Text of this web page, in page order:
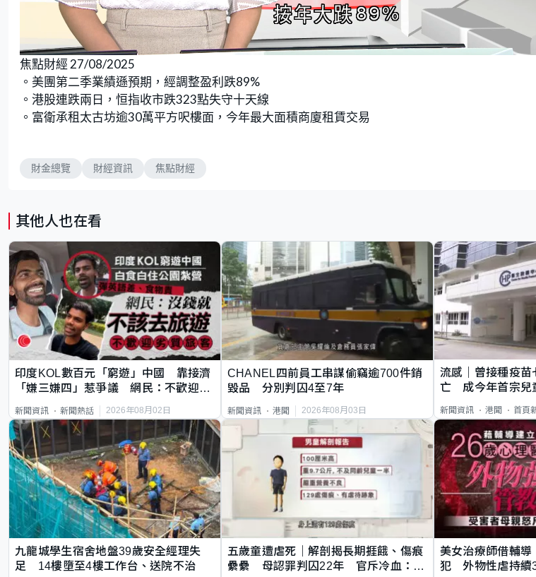
U
n
m
u
t
e
o
a
d
e
d
:
3
6
%
焦點財經 27/08/2025
。美團第二季業績遜預期，經調整盈利跌89%
。港股連跌兩日，恒指收市跌323點失守十天線
。富衛承租太古坊逾30萬平方呎樓面，今年最大面積商廈租賃交易
財金總覽 財經資訊 焦點財經
其他人也在看
印度KOL數百元「窮遊」中國 靠接濟
「嫌三嫌四」惹爭議 網民：不歡迎劣
新聞資訊 新聞熱話 2026年08月02日
CHANEL四前員工串謀偷竊逾700件銷
毀品 分別判囚4至7年
新聞資訊 港聞 2026年08月03日
流感｜曾接種疫苗
亡 成今年首宗兒
新聞資訊 港聞 首頁
九龍城學生宿舍地盤39歲安全經理失
足 14樓墮至4樓工作台、送院不治
五歲童遭虐死｜解剖揭長期捱餓、傷痕
纍纍 母認罪判囚22年 官斥冷血：同
美女治療師借輔
犯 外物性虐持續